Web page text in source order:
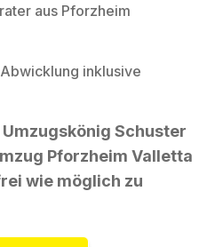
aus Pforzheim
inklusive
Schuster
Pforzheim Valletta
wie möglich zu